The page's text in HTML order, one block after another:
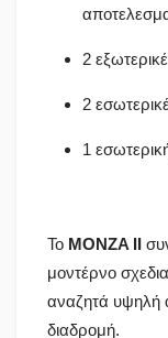
2
2
1
Το MONZA II
μοντέρνο
αναζητά υψηλή
διαδρομή.